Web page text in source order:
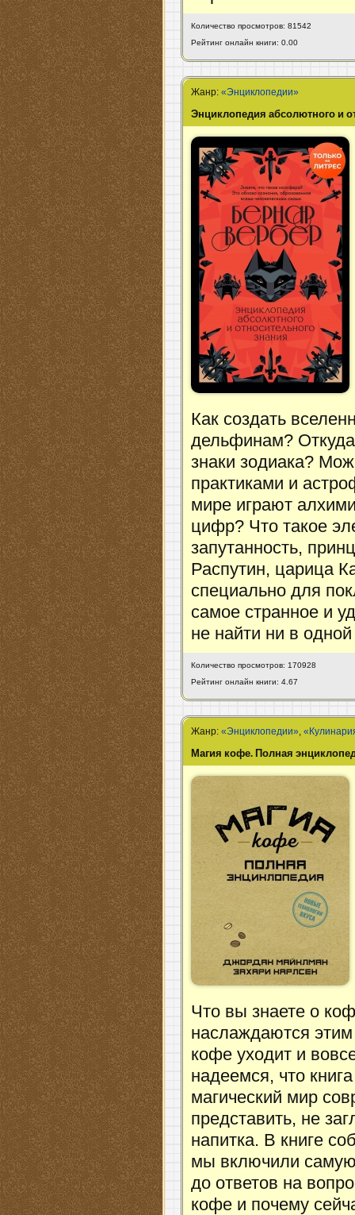
Количество просмотров: 81542
Рейтинг онлайн книги: 0.00
Жанр:«Энциклопедии»
Энциклопедия абсолютного и
Как создать
дельфинам?
знаки зодиака?
практиками и
мире играют
цифр? Что такое
запутанность,
Распутин, царица
специально для
самое странное и
не найти ни в
Количество просмотров: 170928
Рейтинг онлайн книги: 4.67
Жанр:«Энциклопедии»,
Магия кофе. Полная
Что вы знаете о
наслаждаются
кофе уходит и
надеемся, что
магический мир
представить, не
напитка. В книге
мы включили
до ответов на
кофе и почему